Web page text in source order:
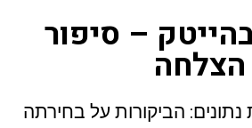
– סיפור
הצלחה
הביקורות על בחירתה